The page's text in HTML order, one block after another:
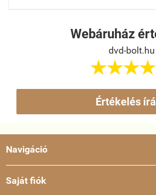
Webáruház
dvd-bolt.hu

Értékelés
Navigáció
Saját fiók